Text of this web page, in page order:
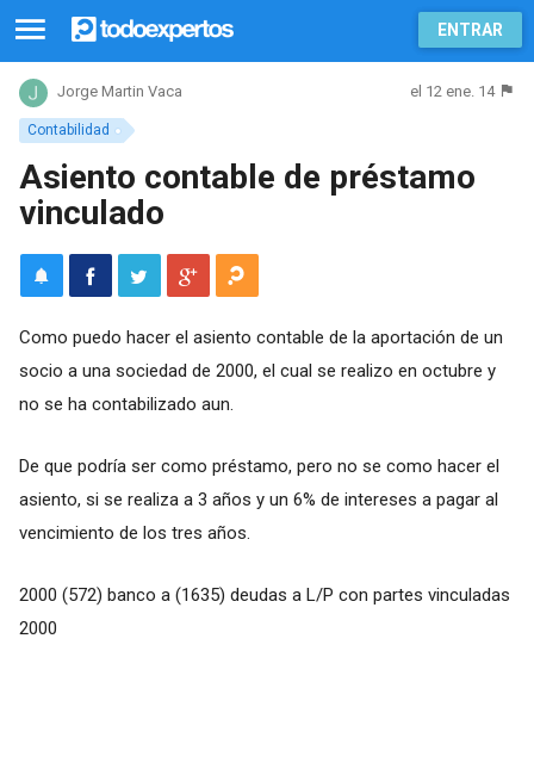
ENTRAR
Contabilidad
Jorge Martin Vaca el 12 ene. 14
Asiento contable de préstamo
vinculado
Como puedo hacer el asiento contable de la aportación de un
socio a una sociedad de 2000, el cual se realizo en octubre y
no se ha contabilizado aun.
De que podría ser como préstamo, pero no se como hacer el
asiento, si se realiza a 3 años y un 6% de intereses a pagar al
vencimiento de los tres años.
2000 (572) banco a (1635) deudas a L/P con partes vinculadas
2000